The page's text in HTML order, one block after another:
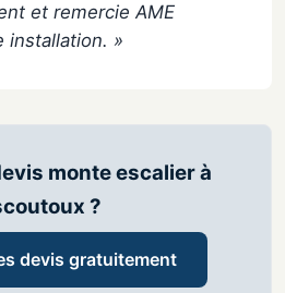
et remercie AME
installation. »
monte escalier à
?
devis gratuitement